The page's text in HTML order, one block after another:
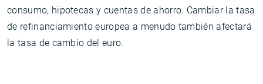
consumo, hipotecas y cuentas de ahorro. Cambiar la tasa
de refinanciamiento europea a menudo también afectará
la tasa de cambio del euro.